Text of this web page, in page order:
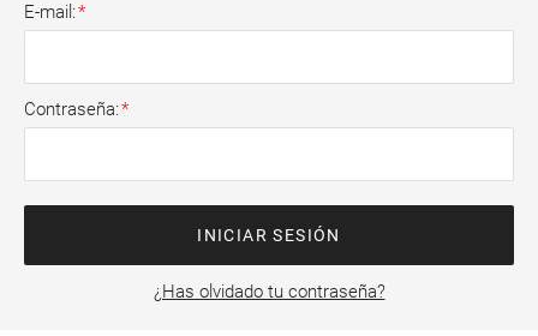
E-mail
Contraseña
INICIAR SESIÓN
¿Has olvidado tu contraseña?